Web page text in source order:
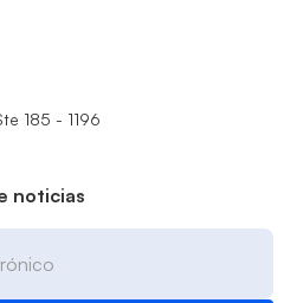
185 - 1196
noticias